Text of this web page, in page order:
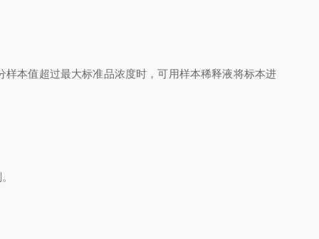
样本值超过最大标准品浓度时，可用样本稀释液将标本进